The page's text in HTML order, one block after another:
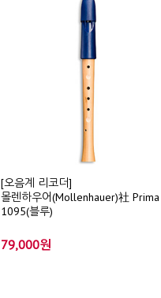
[오음계 리코더]
몰렌하우어(Mollenhauer)社 Prima
1095(블루)
79,000원